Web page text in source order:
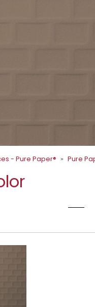
- Pure Paper® Pure